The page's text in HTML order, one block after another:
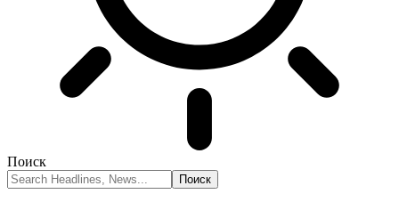
Поиск